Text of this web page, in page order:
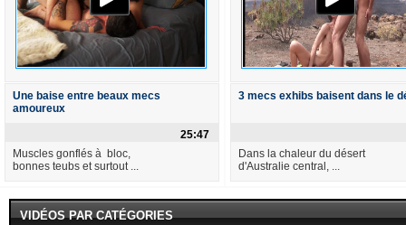
Une baise entre beaux mecs
amoureux
25:47
Muscles gonflés à bloc,
bonnes teubs et surtout ...
3 mecs exhibs baisent dans le
Dans la chaleur du désert
d'Australie central, ...
VIDÉOS PAR CATÉGORIES